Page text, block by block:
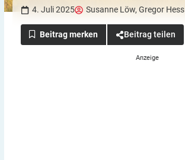
4. Juli 2025 Susanne Löw, Gregor Hess
Beitrag teilen